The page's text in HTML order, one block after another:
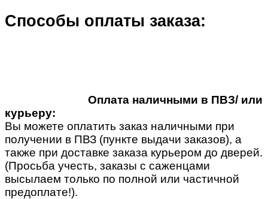
Способы оплаты заказа:
Оплата наличными в ПВЗ/ или
курьеру:
Вы можете оплатить заказ наличными при
получении в ПВЗ (пункте выдачи заказов), а
также при доставке заказа курьером до дверей.
(Просьба учесть, заказы с саженцами
высылаем только по полной или частичной
предоплате!).